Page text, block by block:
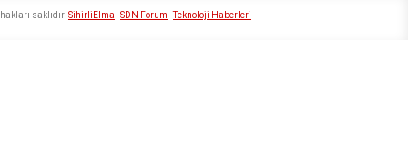
SihirliElma SDN Forum Teknoloji Haberleri
saklıdır